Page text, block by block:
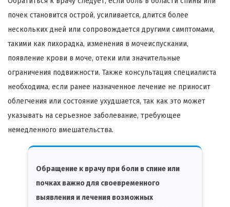
почек становится острой, усиливается, длится более
нескольких дней или сопровождается другими симптомами,
такими как лихорадка, изменения в мочеиспускании,
появление крови в моче, отеки или значительные
ограничения подвижности. Также консультация специалиста
необходима, если ранее назначенное лечение не приносит
облегчения или состояние ухудшается, так как это может
указывать на серьезное заболевание, требующее
немедленного вмешательства.
Обращение к врачу при боли в спине или
почках важно для своевременного
выявления и лечения возможных